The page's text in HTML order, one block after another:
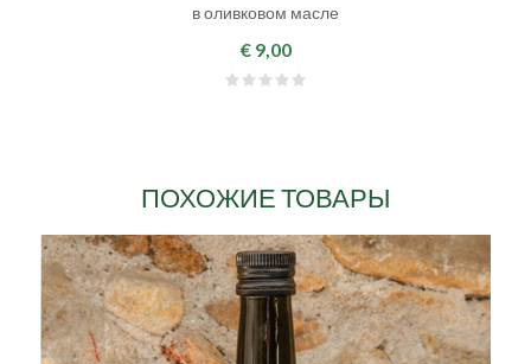
в оливковом масле
€ 9,00
ПОХОЖИЕ ТОВАРЫ